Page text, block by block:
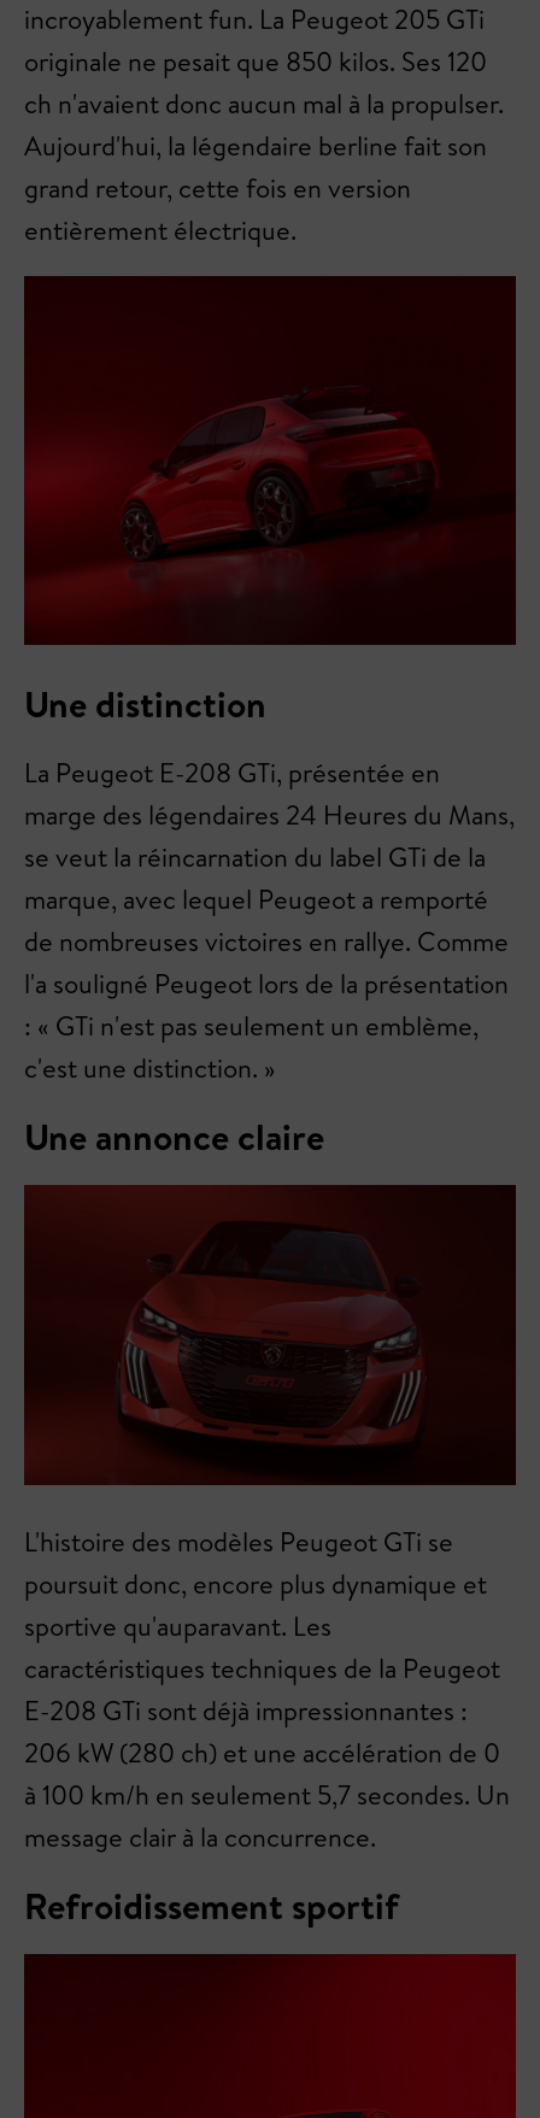
incroyablement fun. La Peugeot 205 GTi
originale ne pesait que 850 kilos. Ses 120
ch n'avaient donc aucun mal à la propulser.
Aujourd'hui, la légendaire berline fait son
grand retour, cette fois en version
entièrement électrique.
Une distinction
La Peugeot E-208 GTi, présentée en
marge des légendaires 24 Heures du Mans,
se veut la réincarnation du label GTi de la
marque, avec lequel Peugeot a remporté
de nombreuses victoires en rallye. Comme
l'a souligné Peugeot lors de la présentation
: « GTi n'est pas seulement un emblème,
c'est une distinction. »
Une annonce claire
L'histoire des modèles Peugeot GTi se
poursuit donc, encore plus dynamique et
sportive qu'auparavant. Les
caractéristiques techniques de la Peugeot
E-208 GTi sont déjà impressionnantes :
206 kW (280 ch) et une accélération de 0
à 100 km/h en seulement 5,7 secondes. Un
message clair à la concurrence.
Refroidissement sportif